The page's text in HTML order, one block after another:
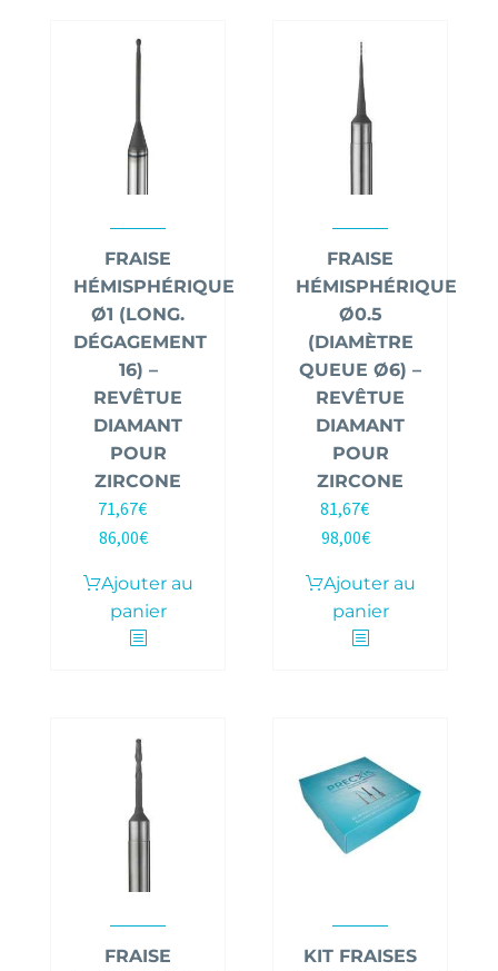
FRAISE
HÉMISPHÉRIQUE
Ø1 (LONG.
DÉGAGEMENT
16) –
REVÊTUE
DIAMANT
POUR
ZIRCONE
71,67€
86,00€
Ajouter au
panier
FRAISE
HÉMISPHÉRIQUE
Ø0.5
(DIAMÈTRE
QUEUE Ø6) –
REVÊTUE
DIAMANT
POUR
ZIRCONE
81,67€
98,00€
Ajouter au
panier
FRAISE
KIT FRAISES